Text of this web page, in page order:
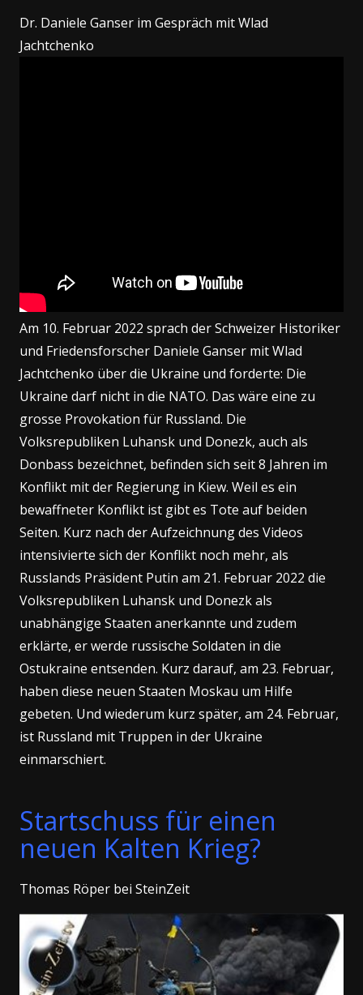
Dr. Daniele Ganser im Gespräch mit Wlad
Jachtchenko
Am 10. Februar 2022 sprach der Schweizer Historiker
und Friedensforscher Daniele Ganser mit Wlad
Jachtchenko über die Ukraine und forderte: Die
Ukraine darf nicht in die NATO. Das wäre eine zu
grosse Provokation für Russland. Die
Volksrepubliken Luhansk und Donezk, auch als
Donbass bezeichnet, befinden sich seit 8 Jahren im
Konflikt mit der Regierung in Kiew. Weil es ein
bewaffneter Konflikt ist gibt es Tote auf beiden
Seiten. Kurz nach der Aufzeichnung des Videos
intensivierte sich der Konflikt noch mehr, als
Russlands Präsident Putin am 21. Februar 2022 die
Volksrepubliken Luhansk und Donezk als
unabhängige Staaten anerkannte und zudem
erklärte, er werde russische Soldaten in die
Ostukraine entsenden. Kurz darauf, am 23. Februar,
haben diese neuen Staaten Moskau um Hilfe
gebeten. Und wiederum kurz später, am 24. Februar,
ist Russland mit Truppen in der Ukraine
einmarschiert.
Startschuss für einen
neuen Kalten Krieg?
Thomas Röper bei SteinZeit